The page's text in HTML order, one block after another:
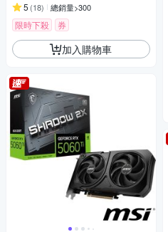
5 (18) 總銷量>300
限時下殺 券
加入購物車